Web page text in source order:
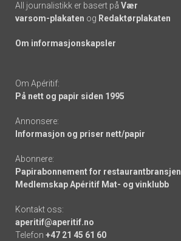
All journalistikk er basert på Vær
varsom-plakaten og Redaktørplakaten
Om informasjonskapsler
Om Apéritif:
På nett og papir siden 1995
Annonsere:
Informasjon og priser nett/papir
Abonnere:
Papirabonnement for restaurantbransjen
Medlemskap Apéritif Mat- og vinklubb
Kontakt oss:
aperitif@aperitif.no
Telefon +47 21 45 61 60